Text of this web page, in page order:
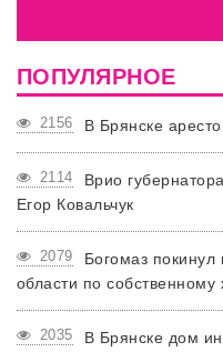
ПОПУЛЯРНОЕ
2156 В Брянске
2114
Врио
Егор Ковальчук
2079
Богомаз покинул
области по
2035
В Брянске дом